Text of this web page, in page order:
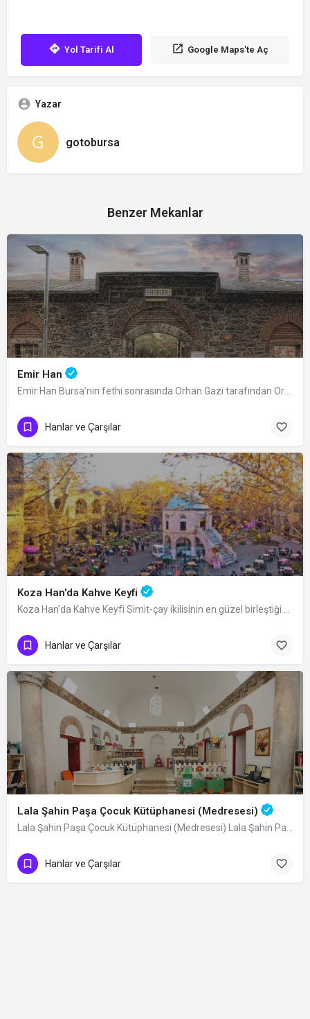
Yol Tarifi Al Google Maps'te Aç
Yazar
gotobursa
Benzer Mekanlar
Emir Han
Emir Han Bursa’nın fethi sonrasında Orhan Gazi tarafından Orhan Külliyesi’nin bir…
Hanlar ve Çarşılar
Koza Han'da Kahve Keyfi
Koza Han'da Kahve Keyfi Simit-çay ikilisinin en güzel birleştiği yerlerden biridir…
Hanlar ve Çarşılar
Lala Şahin Paşa Çocuk Kütüphanesi (Medresesi)
Lala Şahin Paşa Çocuk Kütüphanesi (Medresesi) Lala Şahin Paşa tarafından 1339…
Hanlar ve Çarşılar